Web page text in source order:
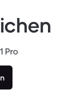
Pro